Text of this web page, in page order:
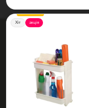
Хіт акція